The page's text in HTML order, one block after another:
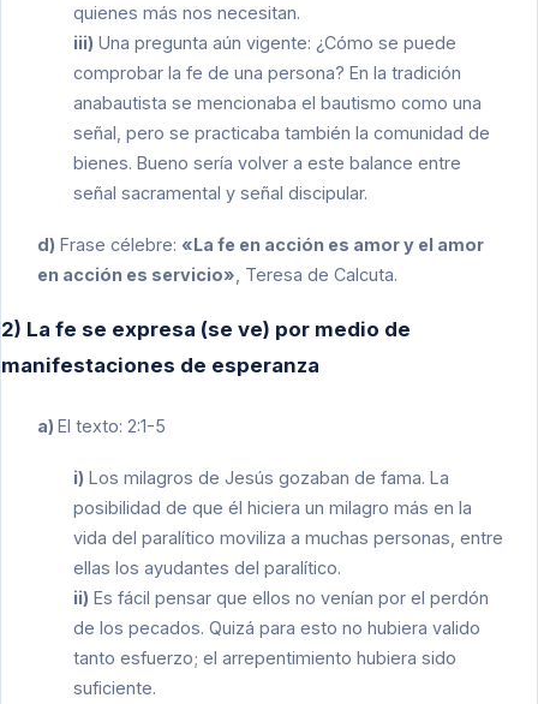
quienes más nos necesitan.
iii) Una pregunta aún vigente: ¿Cómo se puede
comprobar la fe de una persona? En la tradición
anabautista se mencionaba el bautismo como una
señal, pero se practicaba también la comunidad de
bienes. Bueno sería volver a este balance entre
señal sacramental y señal discipular.
d) Frase célebre: «La fe en acción es amor y el amor
en acción es servicio» , Teresa de Calcuta.
2) La fe se expresa (se ve) por medio de
manifestaciones de esperanza
a) El texto: 2:1-5
i) Los milagros de Jesús gozaban de fama. La
posibilidad de que él hiciera un milagro más en la
vida del paralítico moviliza a muchas personas, entre
ellas los ayudantes del paralítico.
ii) Es fácil pensar que ellos no venían por el perdón
de los pecados. Quizá para esto no hubiera valido
tanto esfuerzo; el arrepentimiento hubiera sido
suficiente.